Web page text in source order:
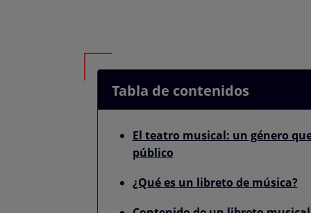
Tabla de contenidos
El teatro musical: un género
público
¿Qué es un libreto de música?